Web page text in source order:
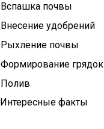
Вспашка почвы
Внесение удобрений
Рыхление почвы
Формирование грядок
Полив
Интересные факты